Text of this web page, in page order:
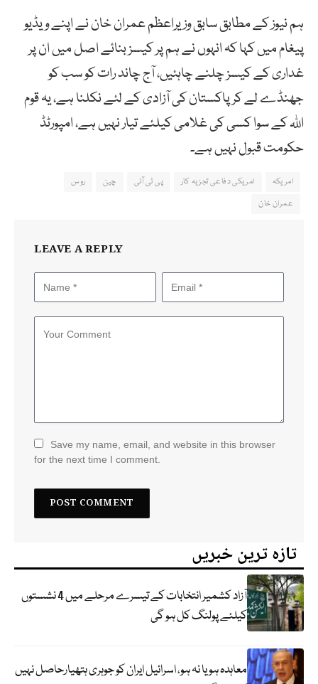
ہم نیوز کے مطابق سابق وزیراعظم عمران خان نے اپنے ویڈیو
پیغام میں کہا کہ انہوں نے ہم پر کیسز بنائے اصل میں ان پر
غداری کے کیسز چلنے چاہئیں، آج چاند رات کو سب کو
جھنڈے لے کرپاکستان کی آزادی کے لئے نکلنا ہے، یہ قوم
اللہ کے سوا کسی کی غلامی کیلئے تیار نہیں ہے، امپورٹڈ
حکومت قبول نہیں ہے۔
امریکہ امریکی دفاعی تجزیہ کار پی ٹی آئی چین
روس
عمران خان
LEAVE A REPLY
Save my name, email, and website in this browser
for the next time I comment.
تازہ ترین خبریں
آزاد کشمیر انتخابات کے تیسرے مرحلے میں 4 نشستوں
کیلئے پولنگ کل ہو گی
معاہدہ ہو یا نہ ہو، اسرائیل ایران کو جوہری ہتھیارحاصل نہیں